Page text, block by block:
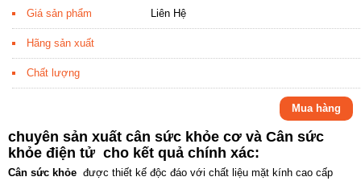
Giá sản phẩm Liên Hệ
Hãng sản xuất
Chất lượng
Mua hàng
chuyên sản xuất cân sức khỏe cơ và Cân sức
khỏe điện tử cho kết quả chính xác:
Cân sức khỏe được thiết kế độc đáo với chất liệu mặt kính cao cấp